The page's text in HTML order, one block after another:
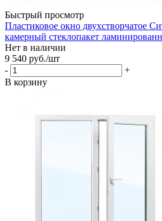
Быстрый просмотр
Пластиковое окно двухстворчатое
камерный стеклопакет
Нет в наличии
9 540 руб./шт
-
+
В корзину